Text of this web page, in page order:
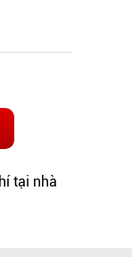
tại nhà